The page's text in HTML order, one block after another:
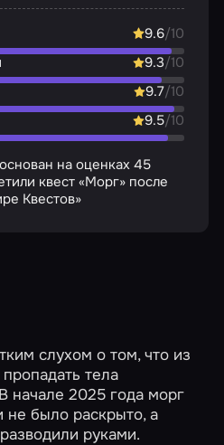
9.6/10
9.3/10
9.7/10
9.5/10
на оценках 45
квест «Морг» после
Квестов»
слухом о том, что из
тела
начале 2025 года морг
не было раскрыто, а
руками.